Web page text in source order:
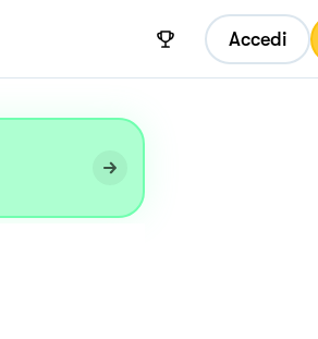
Accedi